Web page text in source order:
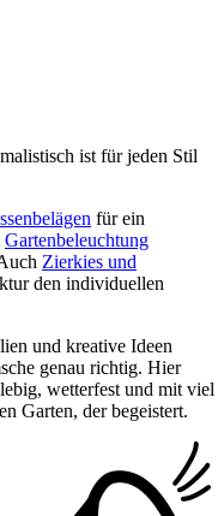
ist für jeden Stil
für ein
Gartenbeleuchtung
Zierkies und
den individuellen
und kreative Ideen
genau richtig. Hier
wetterfest und mit viel
Garten, der begeistert.